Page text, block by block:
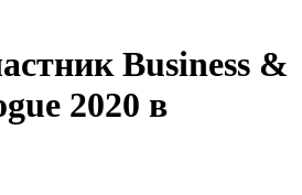
Business &
2020 в